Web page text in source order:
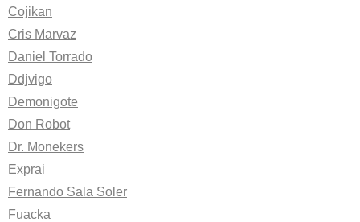
Cojikan
Cris Marvaz
Daniel Torrado
Ddjvigo
Demonigote
Don Robot
Dr. Monekers
Exprai
Fernando Sala Soler
Fuacka